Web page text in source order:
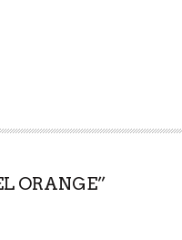
ORANGE”
MALANDRO